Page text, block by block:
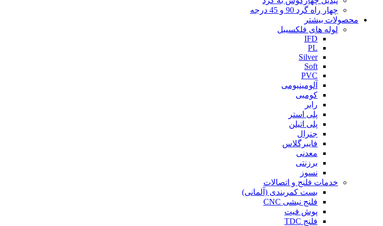
چهار راه گرد 90 و 45 درجه
محصولات بیشتر
لوله های فلکسیبل
IFD
PL
Silver
Soft
PVC
آلومینیومی
کومبی
رابر
پلی استر
پلی اتیلن
جنرال
فایبرگلاس
معدنی
برزنتی
نسوز
خدمات فلنج و اتصالات
بست کمربندی (آلمانی)
فلنج نبشی CNC
پوش فیت
فلنج TDC